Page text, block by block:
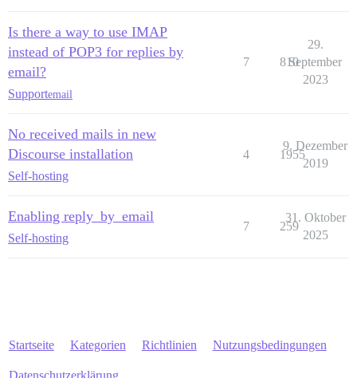
Is there a way to use IMAP
instead of POP3 for replies by
email?
Supportemail
7 810
29.
September
2023
No received mails in new
Discourse installation
Self-hosting
4 1955
9. Dezember
2019
Enabling reply_by_email
Self-hosting
7 259
31. Oktober
2025
Startseite Kategorien Richtlinien Nutzungsbedingungen